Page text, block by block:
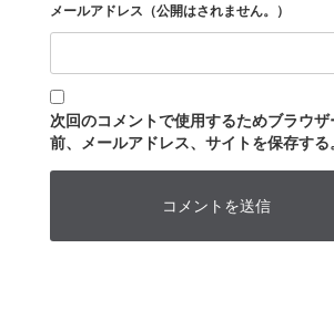
メールアドレス（公開はされません。）
次回のコメントで使用するためブラウザ
前、メールアドレス、サイトを保存する